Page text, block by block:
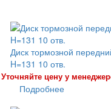
Диск тормозной
H=131 10 отв.
Уточняйте цену у
Подробнее